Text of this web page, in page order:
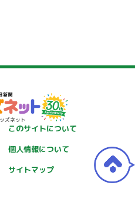
このサイトについて
個人情報について
サイトマップ